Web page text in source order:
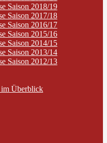
Saison 2018/19
Saison 2017/18
Saison 2016/17
Saison 2015/16
Saison 2014/15
Saison 2013/14
Saison 2012/13
im Überblick